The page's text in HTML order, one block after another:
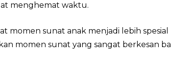
menghemat waktu.
momen sunat anak menjadi lebih spesial
momen sunat yang sangat berkesan